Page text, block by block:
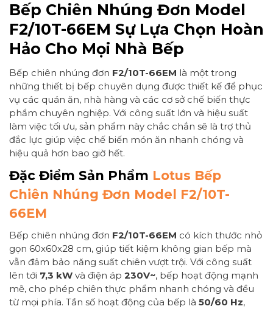
Bếp Chiên Nhúng Đơn Model
F2/10T-66EM Sự Lựa Chọn Hoàn
Hảo Cho Mọi Nhà Bếp
Bếp chiên nhúng đơn F2/10T-66EM là một trong
những thiết bị bếp chuyên dụng được thiết kế để phục
vụ các quán ăn, nhà hàng và các cơ sở chế biến thực
phẩm chuyên nghiệp. Với công suất lớn và hiệu suất
làm việc tối ưu, sản phẩm này chắc chắn sẽ là trợ thủ
đắc lực giúp việc chế biến món ăn nhanh chóng và
hiệu quả hơn bao giờ hết.
Đặc Điểm Sản Phẩm Lotus Bếp
Chiên Nhúng Đơn Model F2/10T-
66EM
Bếp chiên nhúng đơn F2/10T-66EM có kích thước nhỏ
gọn 60x60x28 cm, giúp tiết kiệm không gian bếp mà
vẫn đảm bảo năng suất chiên vượt trội. Với công suất
lên tới 7,3 kW và điện áp 230V~, bếp hoạt động mạnh
mẽ, cho phép chiên thực phẩm nhanh chóng và đều
từ mọi phía. Tần số hoạt động của bếp là 50/60 Hz,